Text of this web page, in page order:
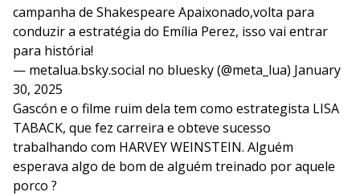
campanha de Shakespeare Apaixonado,volta para
conduzir a estratégia do Emília Perez, isso vai entrar
para história!
— metalua.bsky.social no bluesky (@meta_lua) January
30, 2025
Gascón e o filme ruim dela tem como estrategista LISA
TABACK, que fez carreira e obteve sucesso
trabalhando com HARVEY WEINSTEIN. Alguém
esperava algo de bom de alguém treinado por aquele
porco ?